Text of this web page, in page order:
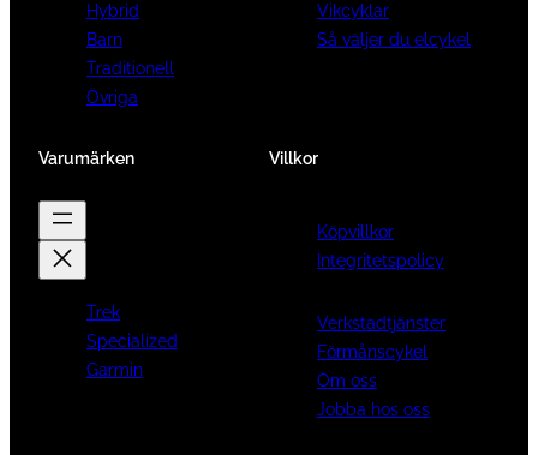
Hybrid
Barn
Traditionell
Övriga
Vikcyklar
Så väljer du elcykel
Varumärken
Trek
Specialized
Garmin
Villkor
Köpvillkor
Integritetspolicy
Verkstadtjänster
Förmånscykel
Om oss
Jobba hos oss